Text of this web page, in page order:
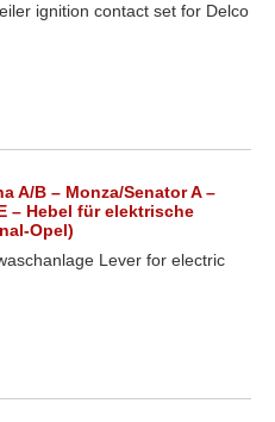
ignition contact set for Delco
A/B – Monza/Senator A –
– Hebel für elektrische
Opel)
Lever for electric